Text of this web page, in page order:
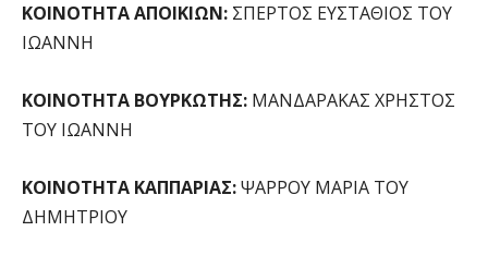
ΚΟΙΝΟΤΗΤΑ ΑΠΟΙΚΙΩΝ: ΣΠΕΡΤΟΣ ΕΥΣΤΑΘΙΟΣ ΤΟΥ
ΙΩΑΝΝΗ
ΚΟΙΝΟΤΗΤΑ ΒΟΥΡΚΩΤΗΣ: ΜΑΝΔΑΡΑΚΑΣ ΧΡΗΣΤΟΣ
ΤΟΥ ΙΩΑΝΝΗ
ΚΟΙΝΟΤΗΤΑ ΚΑΠΠΑΡΙΑΣ:ΨΑΡΡΟΥ ΜΑΡΙΑ ΤΟΥ
ΔΗΜΗΤΡΙΟΥ